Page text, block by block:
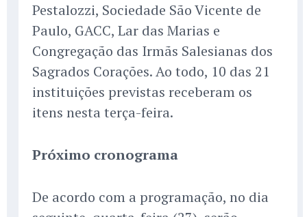
Pestalozzi, Sociedade São Vicente de
Paulo, GACC, Lar das Marias e
Congregação das Irmãs Salesianas dos
Sagrados Corações. Ao todo, 10 das 21
instituições previstas receberam os
itens nesta terça-feira.
Próximo cronograma
De acordo com a programação, no dia